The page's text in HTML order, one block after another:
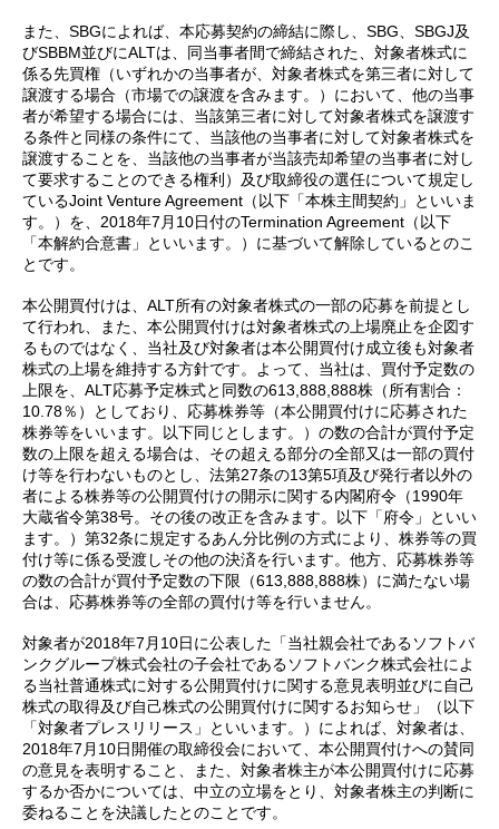
また、SBGによれば、本応募契約の締結に際し、SBG、SBGJ及
びSBBM並びにALTは、同当事者間で締結された、対象者株式に
係る先買権（いずれかの当事者が、対象者株式を第三者に対して
譲渡する場合（市場での譲渡を含みます。）において、他の当事
者が希望する場合には、当該第三者に対して対象者株式を譲渡す
る条件と同様の条件にて、当該他の当事者に対して対象者株式を
譲渡することを、当該他の当事者が当該売却希望の当事者に対し
て要求することのできる権利）及び取締役の選任について規定し
ているJoint Venture Agreement（以下「本株主間契約」といいま
す。）を、2018年7月10日付のTermination Agreement（以下
「本解約合意書」といいます。）に基づいて解除しているとのこ
とです。
本公開買付けは、ALT所有の対象者株式の一部の応募を前提とし
て行われ、また、本公開買付けは対象者株式の上場廃止を企図す
るものではなく、当社及び対象者は本公開買付け成立後も対象者
株式の上場を維持する方針です。よって、当社は、買付予定数の
上限を、ALT応募予定株式と同数の613,888,888株（所有割合：
10.78％）としており、応募株券等（本公開買付けに応募された
株券等をいいます。以下同じとします。）の数の合計が買付予定
数の上限を超える場合は、その超える部分の全部又は一部の買付
け等を行わないものとし、法第27条の13第5項及び発行者以外の
者による株券等の公開買付けの開示に関する内閣府令（1990年
大蔵省令第38号。その後の改正を含みます。以下「府令」といい
ます。）第32条に規定するあん分比例の方式により、株券等の買
付け等に係る受渡しその他の決済を行います。他方、応募株券等
の数の合計が買付予定数の下限（613,888,888株）に満たない場
合は、応募株券等の全部の買付け等を行いません。
対象者が2018年7月10日に公表した「当社親会社であるソフトバ
ンクグループ株式会社の子会社であるソフトバンク株式会社によ
る当社普通株式に対する公開買付けに関する意見表明並びに自己
株式の取得及び自己株式の公開買付けに関するお知らせ」（以下
「対象者プレスリリース」といいます。）によれば、対象者は、
2018年7月10日開催の取締役会において、本公開買付けへの賛同
の意見を表明すること、また、対象者株主が本公開買付けに応募
するか否かについては、中立の立場をとり、対象者株主の判断に
委ねることを決議したとのことです。